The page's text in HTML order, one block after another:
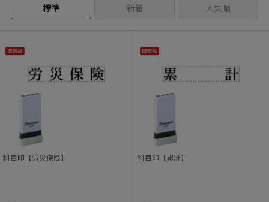
標準 新着 人気順
科目印【労災保険】 科目印【累計】